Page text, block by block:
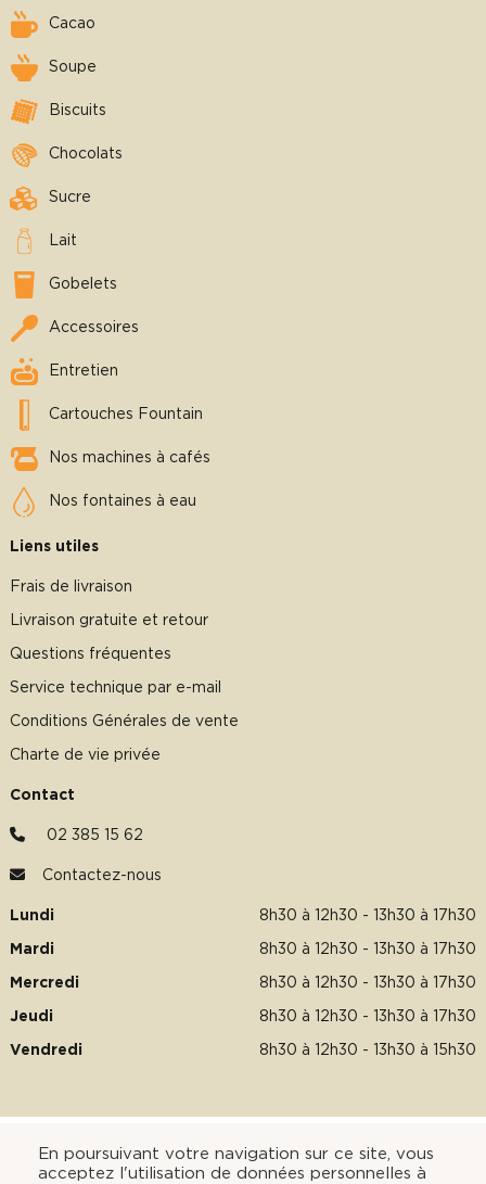
En poursuivant votre navigation sur ce site, vous
acceptez l'utilisation de données personnelles à
Cacao
Soupe
Biscuits
Chocolats
Sucre
Lait
Gobelets
Accessoires
Entretien
Cartouches Fountain
Nos machines à cafés
Nos fontaines à eau
Liens utiles
Frais de livraison
Livraison gratuite et retour
Questions fréquentes
Service technique par e-mail
Conditions Générales de vente
Charte de vie privée
Contact
02 385 15 62
Contactez-nous
Lundi 8h30 à 12h30 - 13h30 à 17h30
Mardi 8h30 à 12h30 - 13h30 à 17h30
Mercredi 8h30 à 12h30 - 13h30 à 17h30
Jeudi 8h30 à 12h30 - 13h30 à 17h30
Vendredi 8h30 à 12h30 - 13h30 à 15h30
l'Artisanat 13-17, 1420 Braine-l'Alleud -www.fountain.be